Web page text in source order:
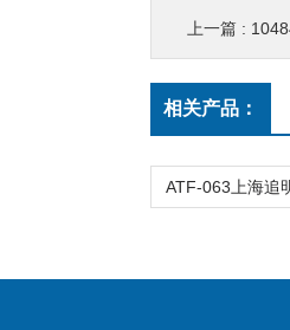
上一篇 :
相关产品：